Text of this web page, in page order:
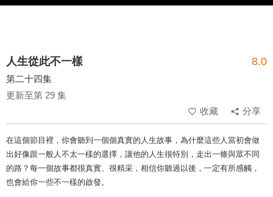
人生從此不一樣 8.0
第二十四集
更新至第 29 集
收藏
分享
在這個節目裡，你會聽到一個個真實的人生故事，為什麼這些人當初會做
出好像跟一般人不太一樣的選擇，讓他的人生很特別，走出一條與眾不同
的路？每一個故事都很真實、很精采，相信你聽過以後，一定有所感觸，
也會給你一些不一樣的啟發。